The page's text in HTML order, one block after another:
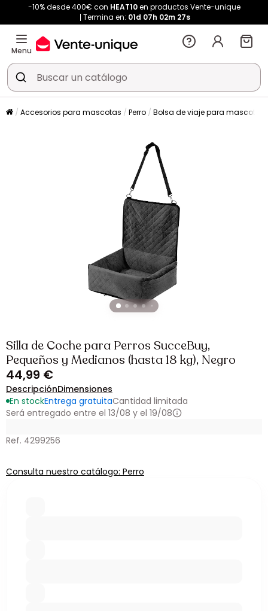
-10% desde 400€ con HEAT10en productos Vente-unique
Termina en: 01d 07h 02m 27s
Menu
Accesorios para mascotas Perro Bolsa de viaje para mascotas
Silla de Coche para Perros SucceBuy,
Pequeños y Medianos (hasta 18 kg), Negro
44,99 €
DescripciónDimensiones
En stockEntrega gratuitaCantidad limitada
Será entregado entre el 13/08 y el 19/08
Ref. 4299256
Consulta nuestro catálogo: Perro